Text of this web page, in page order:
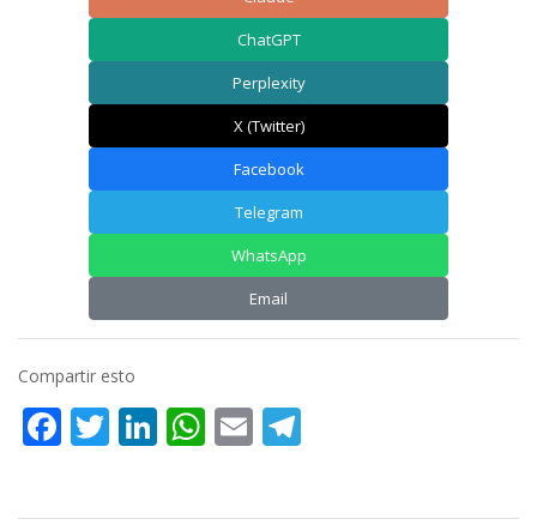
ChatGPT
Perplexity
X (Twitter)
Facebook
Telegram
WhatsApp
Email
Compartir esto
Facebook
Twitter
LinkedIn
WhatsApp
Email